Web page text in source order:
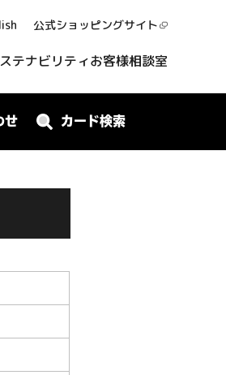
公式ショッピングサイト
テナビリティお客様相談室
せ カード検索